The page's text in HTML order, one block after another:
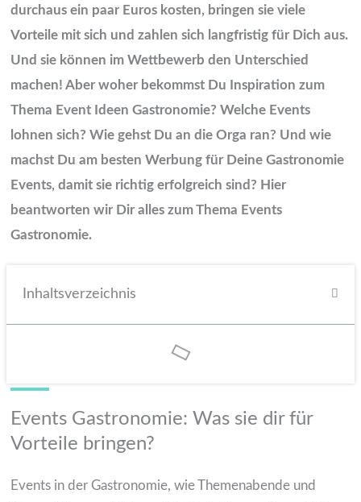
durchaus ein paar Euros kosten, bringen sie viele
Vorteile mit sich und zahlen sich langfristig für Dich aus.
Und sie können im Wettbewerb den Unterschied
machen! Aber woher bekommst Du Inspiration zum
Thema Event Ideen Gastronomie? Welche Events
lohnen sich? Wie gehst Du an die Orga ran? Und wie
machst Du am besten Werbung für Deine Gastronomie
Events, damit sie richtig erfolgreich sind? Hier
beantworten wir Dir alles zum Thema Events
Gastronomie.
Inhaltsverzeichnis
Events Gastronomie: Was sie dir für
Vorteile bringen?
Events in der Gastronomie, wie Themenabende und